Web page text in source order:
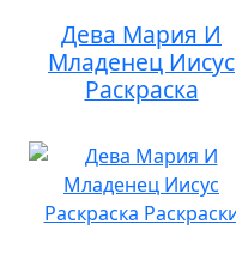
Дева Мария И
Младенец Иисус
Раскраска